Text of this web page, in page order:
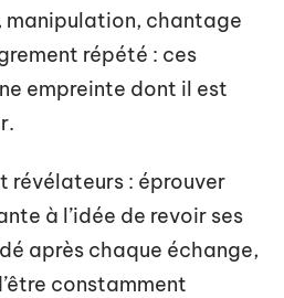
manipulation, chantage
répété : ces
empreinte dont il est
révélateurs : éprouver
à l’idée de revoir ses
après chaque échange,
constamment